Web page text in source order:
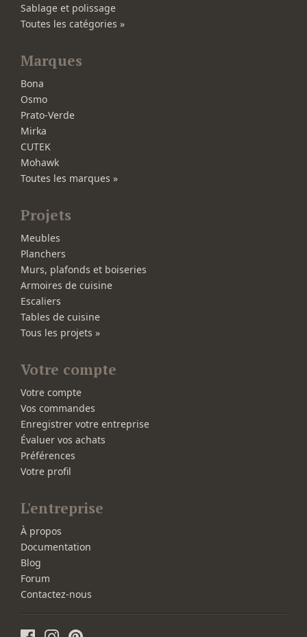
Sablage et polissage
Toutes les catégories »
Marques
Bona
Osmo
Prato-Verde
Mirka
CUTEK
Mohawk
Toutes les marques »
Projets
Meubles
Planchers
Murs, plafonds et boiseries
Armoires de cuisine
Escaliers
Tables de cuisine
Tous les projets »
Votre compte
Votre compte
Vos commandes
Enregistrer votre entreprise
Évaluer vos achats
Préférences
Votre profil
L'entreprise
À propos
Documentation
Blog
Forum
Contactez-nous